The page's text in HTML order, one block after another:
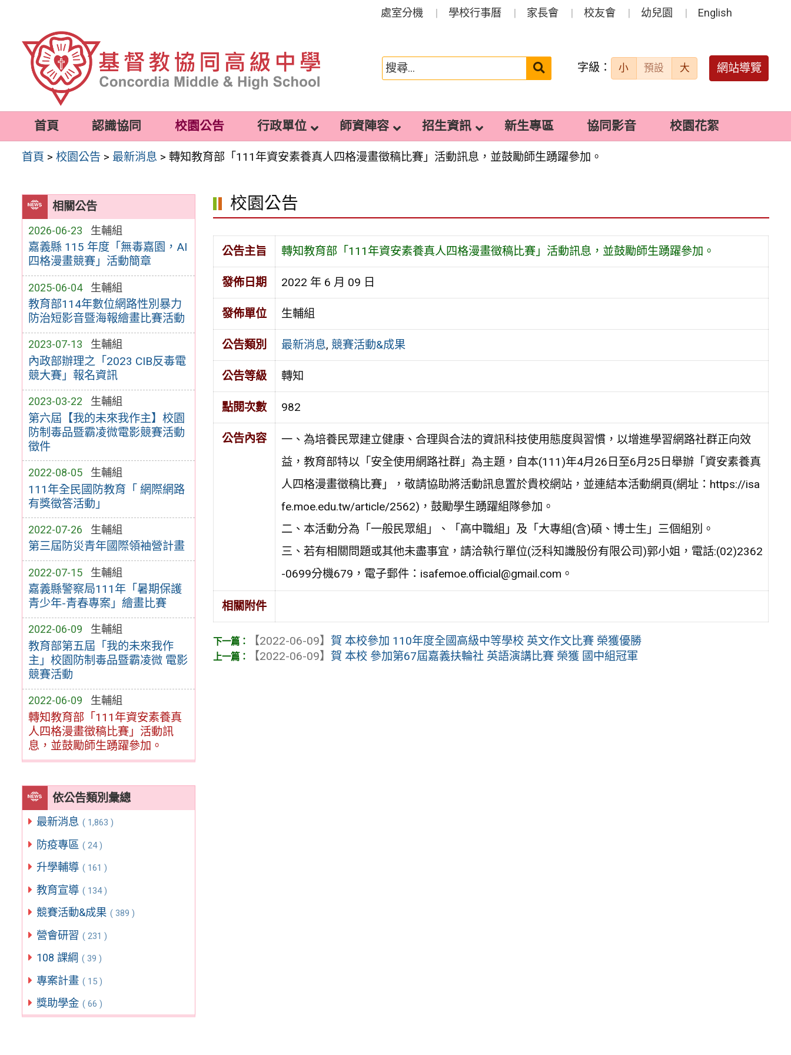
容
處室分機 學校行事曆 家長會 校友會 幼兒園 English
搜
送出 字級： 小 預設 大 網站導覽
首頁 認識協同 校園公告 行政單位 師資陣容 招生資訊 新生專區 協同影音 校園花絮
首頁 >校園公告 > 最新消息 >轉知教育部「111年資安素養真人四格漫畫徵稿比賽」活動訊息，並鼓勵師生踴躍參加。
相關公告
2026-06-23 生輔組
嘉義縣 115 年度「無毒嘉園，AI
四格漫畫競賽」活動簡章
2025-06-04 生輔組
教育部114年數位網路性別暴力
防治短影音暨海報繪畫比賽活動
2023-07-13 生輔組
內政部辦理之「2023 CIB反毒電
競大賽」報名資訊
2023-03-22 生輔組
第六屆【我的未來我作主】校園
防制毒品暨霸凌微電影競賽活動
徵件
2022-08-05 生輔組
111年全民國防教育「 網際網路
有獎徵答活動」
2022-07-26 生輔組
第三屆防災青年國際領袖營計畫
2022-07-15 生輔組
嘉義縣警察局111年「暑期保護
青少年-青春專案」繪畫比賽
2022-06-09 生輔組
教育部第五屆「我的未來我作
主」校園防制毒品暨霸凌微 電影
競賽活動
2022-06-09 生輔組
轉知教育部「111年資安素養真
人四格漫畫徵稿比賽」活動訊
息，並鼓勵師生踴躍參加。
依公告類別彙總
最新消息 ( 1,863 )
防疫專區 ( 24 )
升學輔導 ( 161 )
教育宣導 ( 134 )
競賽活動&成果 ( 389 )
營會研習 ( 231 )
108 課綱 ( 39 )
專案計畫 ( 15 )
獎助學金 ( 66 )
校園公告
公告主旨 轉知教育部「111年資安素養真人四格漫畫徵稿比賽」活動訊息，並鼓勵師生踴躍參加。
發佈日期 2022 年 6 月 09 日
發佈單位 生輔組
公告類別 最新消息, 競賽活動&成果
公告等級 轉知
點閱次數 982
公告內容
一、為培養民眾建立健康、合理與合法的資訊科技使用態度與習慣，以增進學習網路社群正向效
益，教育部特以「安全使用網路社群」為主題，自本(111)年4月26日至6月25日舉辦「資安素養真
人四格漫畫徵稿比賽」，敬請協助將活動訊息置於貴校網站，並連結本活動網頁(網址：https://isa
fe.moe.edu.tw/article/2562)，鼓勵學生踴躍組隊參加。
二、本活動分為「一般民眾組」、「高中職組」及「大專組(含)碩、博士生」三個組別。
三、若有相關問題或其他未盡事宜，請洽執行單位(泛科知識股份有限公司)郭小姐，電話:(02)2362
-0699分機679，電子郵件：isafemoe.official@gmail.com。
相關附件
【2022-06-09】賀 本校參加 110年度全國高級中等學校 英文作文比賽 榮獲優勝
【2022-06-09】賀 本校 參加第67屆嘉義扶輪社 英語演講比賽 榮獲 國中組冠軍